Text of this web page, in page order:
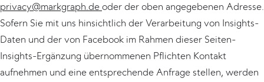
privacy@markgraph.de oder der oben angegebenen Adresse.
Sofern Sie mit uns hinsichtlich der Verarbeitung von Insights-
Daten und der von Facebook im Rahmen dieser Seiten-
Insights-Ergänzung übernommenen Pflichten Kontakt
aufnehmen und eine entsprechende Anfrage stellen, werden